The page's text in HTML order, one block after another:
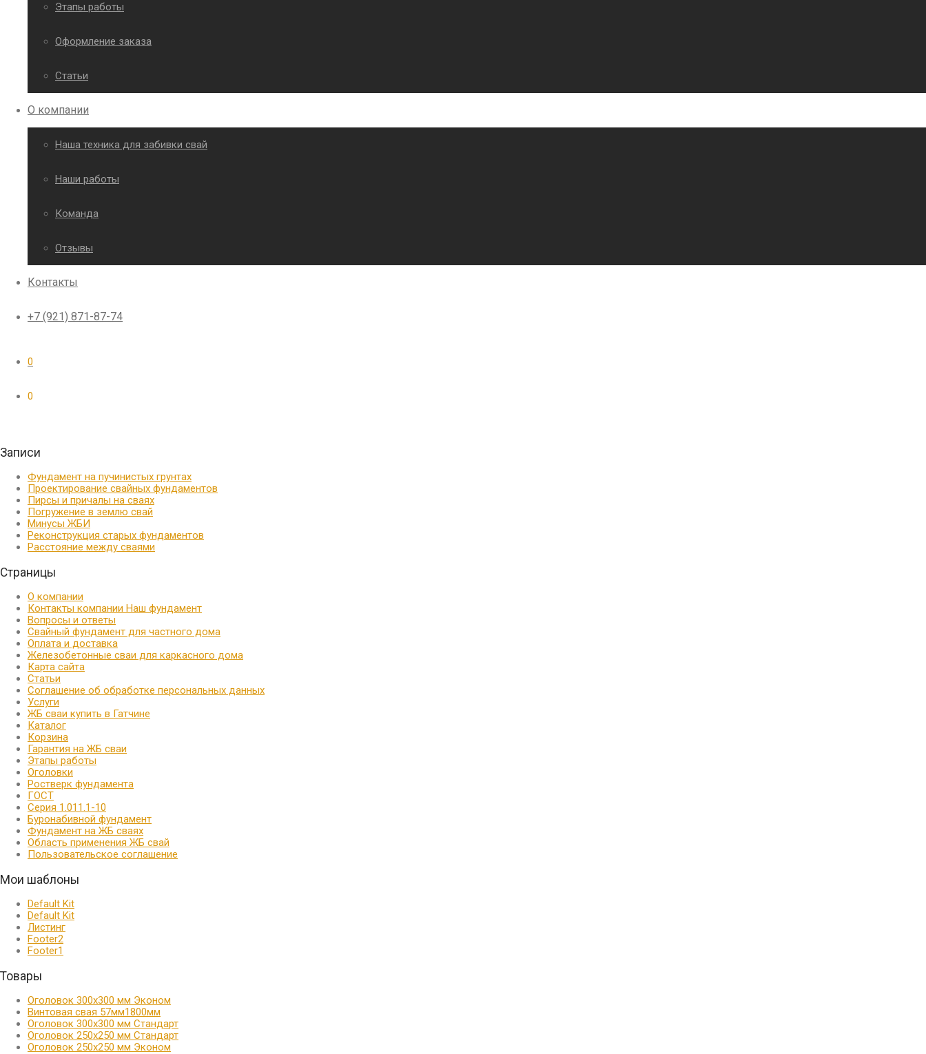
Этапы работы
Оформление заказа
Статьи
О компании
Наша техника для забивки свай
Наши работы
Команда
Отзывы
Контакты
+7 (921) 871-87-74
0
0
Записи
Фундамент на пучинистых грунтах
Проектирование свайных фундаментов
Пирсы и причалы на сваях
Погружение в землю свай
Минусы ЖБИ
Реконструкция старых фундаментов
Расстояние между сваями
Страницы
О компании
Контакты компании Наш фундамент
Вопросы и ответы
Свайный фундамент для частного дома
Оплата и доставка
Железобетонные сваи для каркасного дома
Карта сайта
Статьи
Соглашение об обработке персональных данных
Услуги
ЖБ сваи купить в Гатчине
Каталог
Корзина
Гарантия на ЖБ сваи
Этапы работы
Оголовки
Ростверк фундамента
ГОСТ
Серия 1.011.1-10
Буронабивной фундамент
Фундамент на ЖБ сваях
Область применения ЖБ свай
Пользовательское соглашение
Мои шаблоны
Default Kit
Default Kit
Листинг
Footer2
Footer1
Товары
Оголовок 300х300 мм Эконом
Винтовая свая 57мм1800мм
Оголовок 300х300 мм Стандарт
Оголовок 250х250 мм Стандарт
Оголовок 250х250 мм Эконом